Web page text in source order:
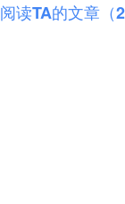
阅读TA的文章（